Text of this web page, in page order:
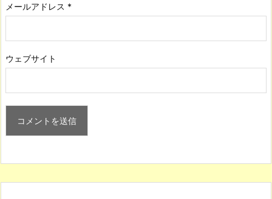
メールアドレス *
ウェブサイト